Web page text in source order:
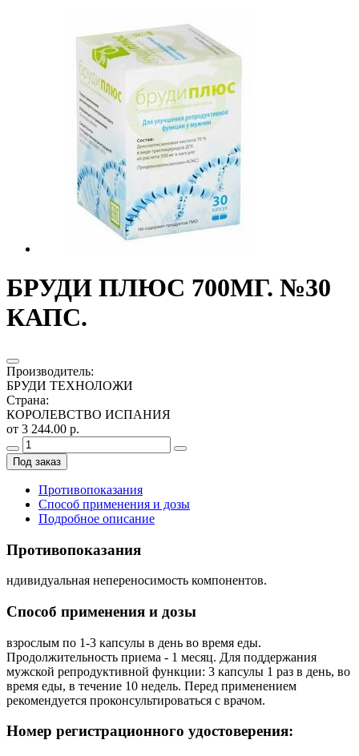
БРУДИ ПЛЮС 700МГ. №30
КАПС.
Производитель:
БРУДИ ТЕХНОЛОЖИ
Страна:
КОРОЛЕВСТВО ИСПАНИЯ
от 3 244.00 р.
Под заказ
Противопоказания
Способ применения и дозы
Подробное описание
Противопоказания
ндивидуальная непереносимость компонентов.
Способ применения и дозы
взрослым по 1-3 капсулы в день во время еды.
Продолжительность приема - 1 месяц. Для поддержания
мужской репродуктивной функции: 3 капсулы 1 раз в день, во
время еды, в течение 10 недель. Перед применением
рекомендуется проконсультироваться с врачом.
Номер регистрационного удостоверения: